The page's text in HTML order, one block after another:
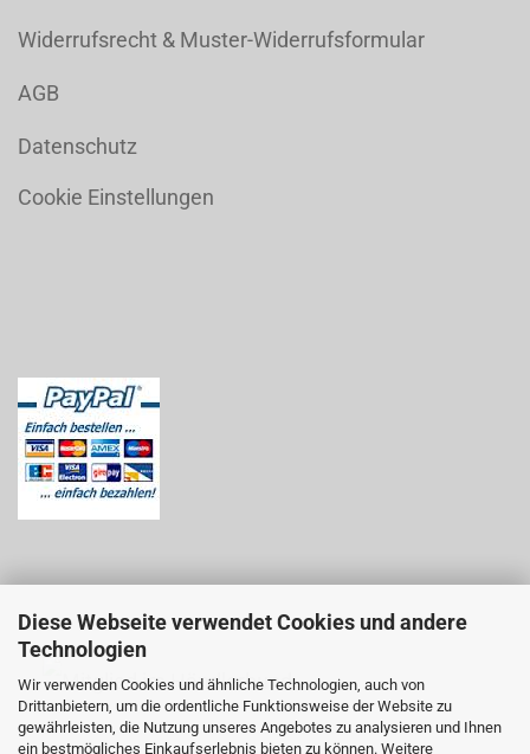
Diese Webseite verwendet Cookies und andere
Technologien
Wir verwenden Cookies und ähnliche Technologien, auch von
Drittanbietern, um die ordentliche Funktionsweise der Website zu
gewährleisten, die Nutzung unseres Angebotes zu analysieren und Ihnen
ein bestmögliches Einkaufserlebnis bieten zu können. Weitere
Widerrufsrecht & Muster-Widerrufsformular
AGB
Datenschutz
Cookie Einstellungen